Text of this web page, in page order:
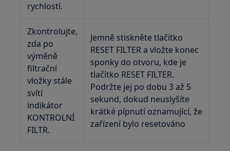
rychlostí.
Zkontrolujte,
zda po
výměně
filtrační
vložky stále
svítí
indikátor
KONTROLNÍ
FILTR.
Jemně stiskněte tlačítko
RESET FILTER a vložte konec
sponky do otvoru, kde je
tlačítko RESET FILTER.
Podržte jej po dobu 3 až 5
sekund, dokud neuslyšíte
krátké pípnutí oznamující, že
zařízení bylo resetováno